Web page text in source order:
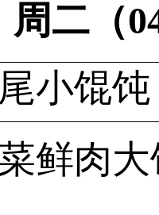
周二（
小馄饨
鲜肉大